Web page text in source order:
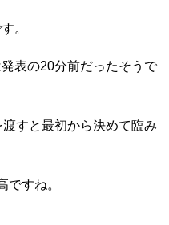
。
表の20分前だったそうで
すと最初から決めて臨み
ですね。